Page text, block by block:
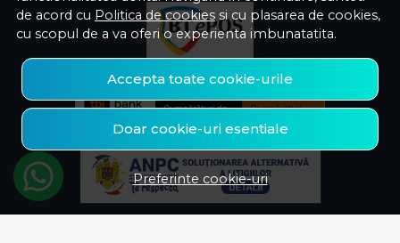
de acord cu Politica de cookies si cu plasarea de cookies,
cu scopul de a va oferi o experienta imbunatatita.
Accepta toate cookie-urile
Doar cookie-uri esentiale
Preferinte cookie-uri